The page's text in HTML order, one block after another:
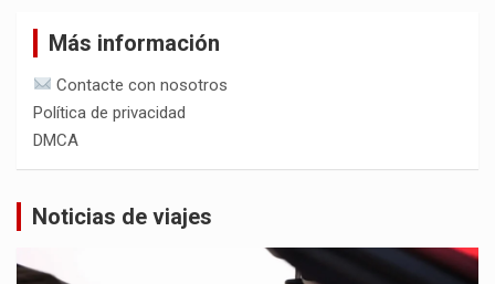
Más información
Contacte con nosotros
Política de privacidad
DMCA
Noticias de viajes